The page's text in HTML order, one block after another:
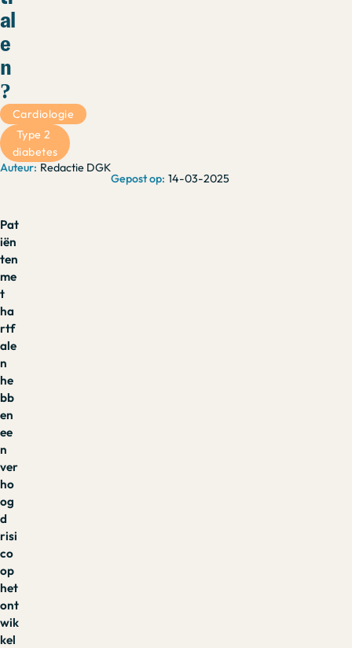
al
e
n
?
Redactie DGK
14-03-2025
Cardiologie
Type 2
diabetes
Pat
iën
ten
me
t
ha
rtf
ale
n
he
bb
en
ee
n
ver
ho
og
d
risi
co
op
het
ont
wik
kel